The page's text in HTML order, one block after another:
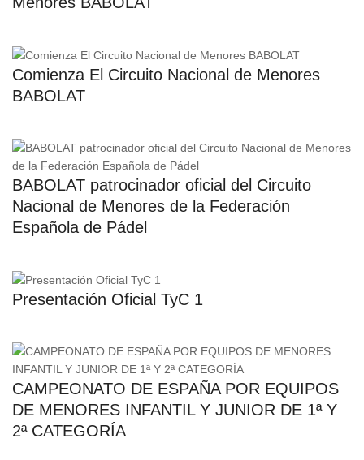
Comienza El Circuito Nacional de Menores
BABOLAT
BABOLAT patrocinador oficial del Circuito
Nacional de Menores de la Federación
Española de Pádel
Presentación Oficial TyC 1
CAMPEONATO DE ESPAÑA POR EQUIPOS
DE MENORES INFANTIL Y JUNIOR DE 1ª Y
2ª CATEGORÍA